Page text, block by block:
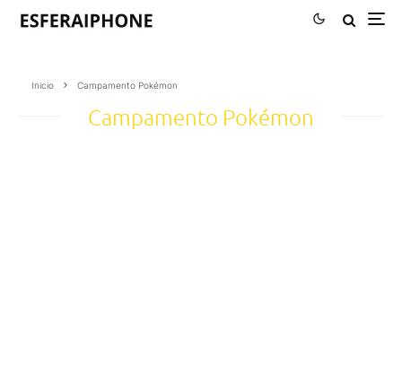
Inicio Campamento Pokémon
Campamento Pokémon